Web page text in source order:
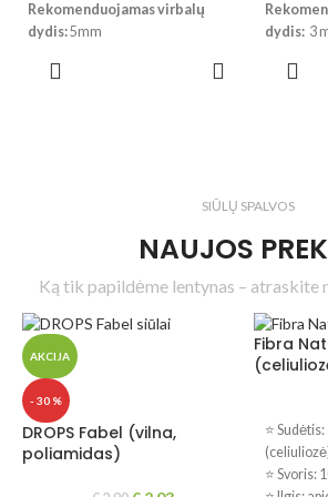
Rekomenduojamas virbalų
dydis:5mm
= 17 a. x 22 eil.
realybėje gali šiek tiek skirtis.
dydis: 3
= 24 a. x
SIŪLŲ SPALVOS
NAUJOS
Ką tik papildėme lentynas – atraskite
AKCIJA
- 30 %
DROPS Fabel (vilna,
poliamidas)
Fibra
⭐
⭐ Svoris: